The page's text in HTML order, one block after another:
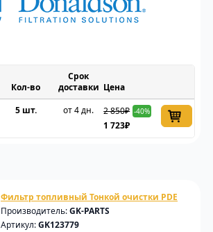
Срок
доставки Цена
5 шт. от 4 дн. 2 850₽ -40%
1 723₽
Фильтр топливный Тонкой очистки PDE
Производитель:GK-PARTS
Артикул:GK123779